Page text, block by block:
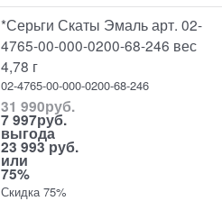
*Серьги Скаты Эмаль арт. 02-
4765-00-000-0200-68-246 вес
4,78 г
02-4765-00-000-0200-68-246
31 990руб.
7 997руб.
выгода
23 993 руб.
или
75%
Скидка 75%